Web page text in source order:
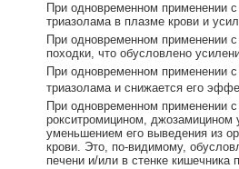
При одновременном применении
триазолама в плазме крови и
При одновременном применении
походки, что обусловлено
При одновременном применении
триазолама и снижается его
При одновременном применении
рокситромицином,
уменьшением его выведения из
крови. Это, по-видимому,
печени и/или в стенке кишечника